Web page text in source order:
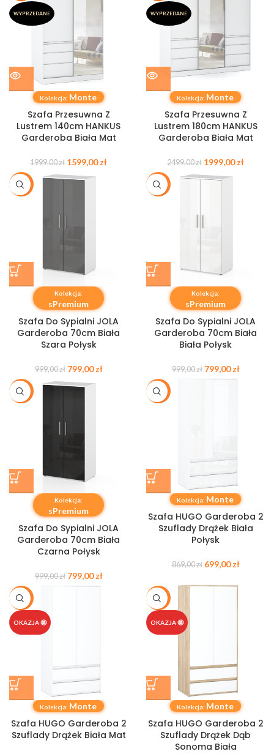
WYPRZEDANE
Kolekcja: Monte
Szafa Przesuwna Z
Lustrem 140cm HANKUS
Garderoba Biała Mat
1999,00zł 1599,00zł
WYPRZEDANE
Kolekcja: Monte
Szafa Przesuwna Z
Lustrem 180cm HANKUS
Garderoba Biała Mat
2499,00zł 1999,00zł
-20%
Kolekcja:
sPremium
Szafa Do Sypialni JOLA
Garderoba 70cm Biała
Szara Połysk
999,00zł 799,00zł
-20%
Kolekcja:
sPremium
Szafa Do Sypialni JOLA
Garderoba 70cm Biała
Biała Połysk
999,00zł 799,00zł
-20%
Kolekcja:
sPremium
Szafa Do Sypialni JOLA
Garderoba 70cm Biała
Czarna Połysk
999,00zł 799,00zł
-20%
Kolekcja: Monte
Szafa HUGO Garderoba 2
Szuflady Drążek Biała
Połysk
869,00zł 699,00zł
-20%
OKAZJA 🤩
Kolekcja: Monte
Szafa HUGO Garderoba 2
Szuflady Drążek Biała Mat
-22%
OKAZJA 🤩
Kolekcja: Monte
Szafa HUGO Garderoba 2
Szuflady Drążek Dąb
Sonoma Biała